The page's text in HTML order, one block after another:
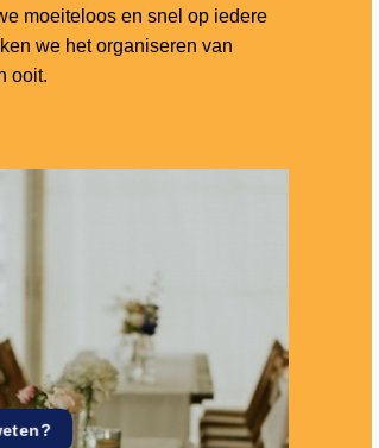
moeiteloos en snel op iedere
we het organiseren van
ooit.